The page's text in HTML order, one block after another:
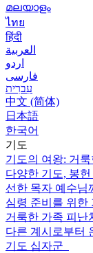
മലയാളം
ไทย
हिंदी
العربية
اردو
فارسی
עִברִית
中文 (简体)
日本語
한국어
기도
기도의 여왕: 거
다양한 기도, 봉
선한 목자 예수님
심령 준비를 위한
거룩한 가족 피난
다른 계시로부터
기도 십자군